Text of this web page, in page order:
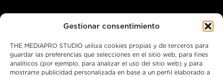
Gestionar consentimiento
THE MEDIAPRO STUDIO utiliza cookies propias y de terceros para
guardar las preferencias que selecciones en el sitio web, para fines
analíticos (por ejemplo, para analizar el uso del sitio web) y para
mostrarte publicidad personalizada en base a un perfil elaborado a
Contáctanos
+34 917 28 57 40
themediaprostudio@mediapro.tv